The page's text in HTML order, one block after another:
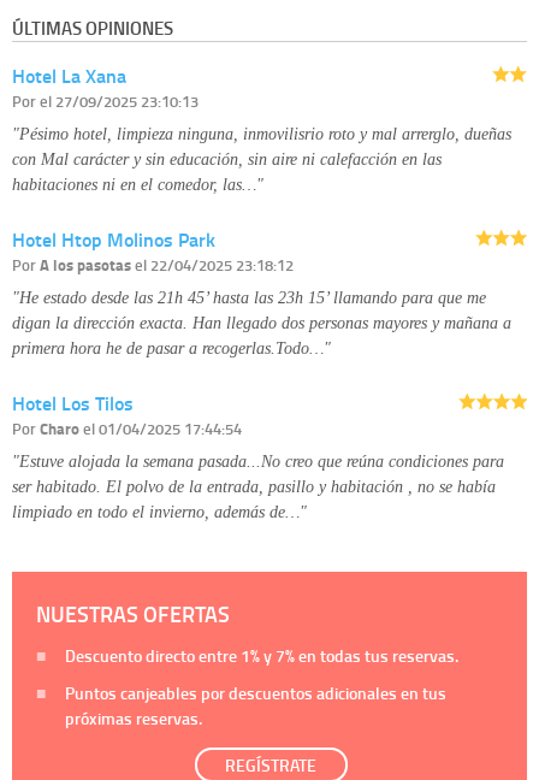
Derechos:tiene derecho a saber qué información tenemos sobre usted,
disponible en nuestra página web.
Información complementaria:
ÚLTIMAS OPINIONES
Hotel La Xana
Porel 27/09/2025 23:10:13
"Pésimo hotel, limpieza ninguna, inmovilisrio roto y mal arrerglo, dueñas
con Mal carácter y sin educación, sin aire ni calefacción en las
habitaciones ni en el comedor, las…"
Hotel Htop Molinos Park
PorA los pasotasel 22/04/2025 23:18:12
"He estado desde las 21h 45’ hasta las 23h 15’ llamando para que me
digan la dirección exacta. Han llegado dos personas mayores y mañana a
primera hora he de pasar a recogerlas.Todo…"
Hotel Los Tilos
PorCharoel 01/04/2025 17:44:54
"Estuve alojada la semana pasada...No creo que reúna condiciones para
ser habitado. El polvo de la entrada, pasillo y habitación , no se había
limpiado en todo el invierno, además de…"
NUESTRAS OFERTAS
Descuento directo entre 1%y 7%en todas tus reservas.
Puntos canjeables por descuentos adicionales en tus
próximas reservas.
REGÍSTRATE